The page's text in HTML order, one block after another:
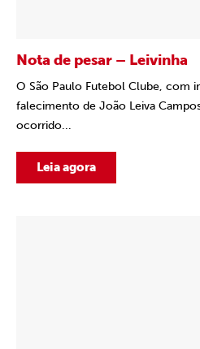
Nota de pesar – Leivinha
O São Paulo Futebol Clube, com
falecimento de João Leiva
ocorrido...
Leia agora